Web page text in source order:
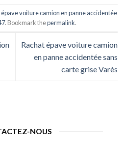
épave voiture camion en panne accidentée
. Bookmark thepermalink.
Rachat épave voiture camion
en panne accidentée sans
carte grise Varès
NOUS